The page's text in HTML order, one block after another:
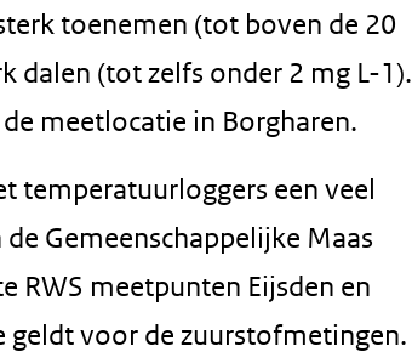
toenemen (tot boven de 20
dalen (tot zelfs onder 2 mg L-1).
meetlocatie in Borgharen.
temperatuurloggers een veel
Gemeenschappelijke Maas
RWS meetpunten Eijsden en
geldt voor de zuurstofmetingen.